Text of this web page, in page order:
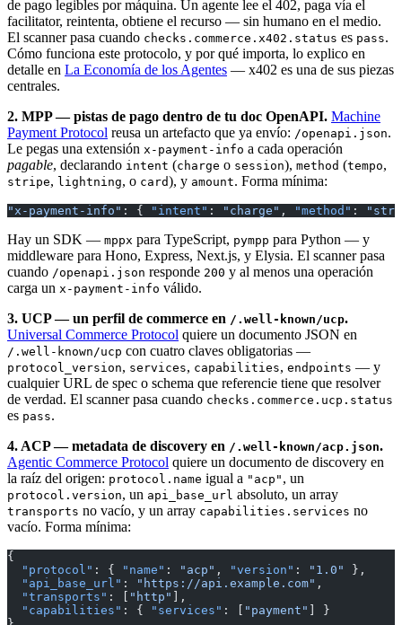
de pago legibles por máquina. Un agente lee el 402, paga vía el
facilitator, reintenta, obtiene el recurso — sin humano en el medio.
El scanner pasa cuando checks.commerce.x402.status es pass.
Cómo funciona este protocolo, y por qué importa, lo explico en
detalle en La Economía de los Agentes — x402 es una de sus piezas
centrales.
2. MPP — pistas de pago dentro de tu doc OpenAPI. Machine
Payment Protocol reusa un artefacto que ya envío: /openapi.json.
Le pegas una extensión x-payment-info a cada operación
pagable, declarando intent (charge o session), method (tempo,
stripe, lightning, o card), y amount. Forma mínima:
"x-payment-info" : { "intent" : "charge" , "method" :
Hay un SDK — mppx para TypeScript, pympp para Python — y
middleware para Hono, Express, Next.js, y Elysia. El scanner pasa
cuando /openapi.json responde 200 y al menos una operación
carga un x-payment-info válido.
3. UCP — un perfil de commerce en /.well-known/ucp.
Universal Commerce Protocol quiere un documento JSON en
/.well-known/ucp con cuatro claves obligatorias —
protocol_version, services, capabilities, endpoints — y
cualquier URL de spec o schema que referencie tiene que resolver
de verdad. El scanner pasa cuando checks.commerce.ucp.status
es pass.
4. ACP — metadata de discovery en /.well-known/acp.json.
Agentic Commerce Protocol quiere un documento de discovery en
la raíz del origen: protocol.name igual a "acp" , un
protocol.version, un api_base_url absoluto, un array
transports no vacío, y un array capabilities.services no
vacío. Forma mínima:
{
  "protocol"
: { "name" : "acp" , "version" : "1.0"
},
  "api_base_url"
: "https://api.example.com" ,
  "transports"
: [ "http" ],
  "capabilities"
: { "services" : [ "payment" ] }